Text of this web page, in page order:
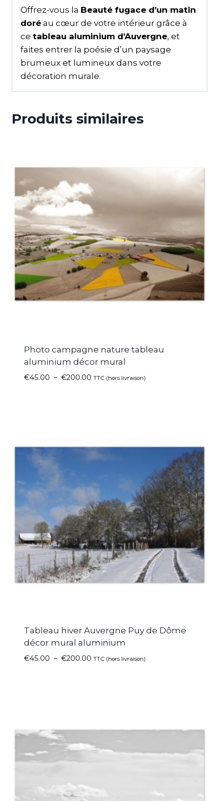
Offrez-vous la Beauté fugace d’un matin
doré au cœur de votre intérieur grâce à
ce tableau aluminium d’Auvergne, et
faites entrer la poésie d’un paysage
brumeux et lumineux dans votre
décoration murale.
Produits similaires
Photo campagne nature tableau
aluminium décor mural
€45.00 – €200.00 TTC (hors livraison)
Tableau hiver Auvergne Puy de Dôme
décor mural aluminium
€45.00 – €200.00 TTC (hors livraison)